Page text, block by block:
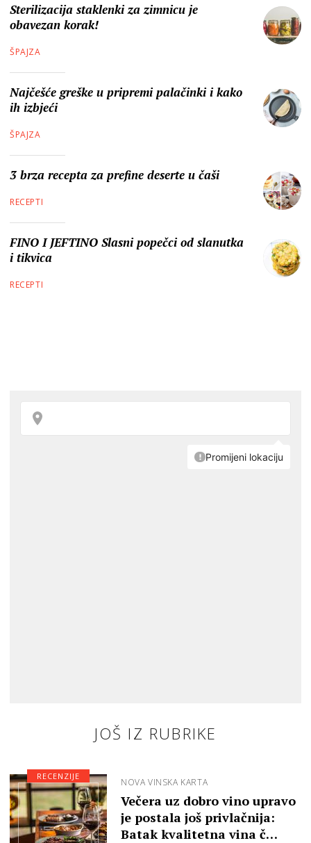
Sterilizacija staklenki za zimnicu je
obavezan korak!
ŠPAJZA
Najčešće greške u pripremi palačinki i kako
ih izbjeći
ŠPAJZA
3 brza recepta za prefine deserte u čaši
RECEPTI
FINO I JEFTINO Slasni popečci od slanutka
i tikvica
RECEPTI
JOŠ IZ RUBRIKE
NOVA VINSKA KARTA
Večera uz dobro vino upravo
je postala još privlačnija:
Batak kvalitetna vina č…
RECENZIJE